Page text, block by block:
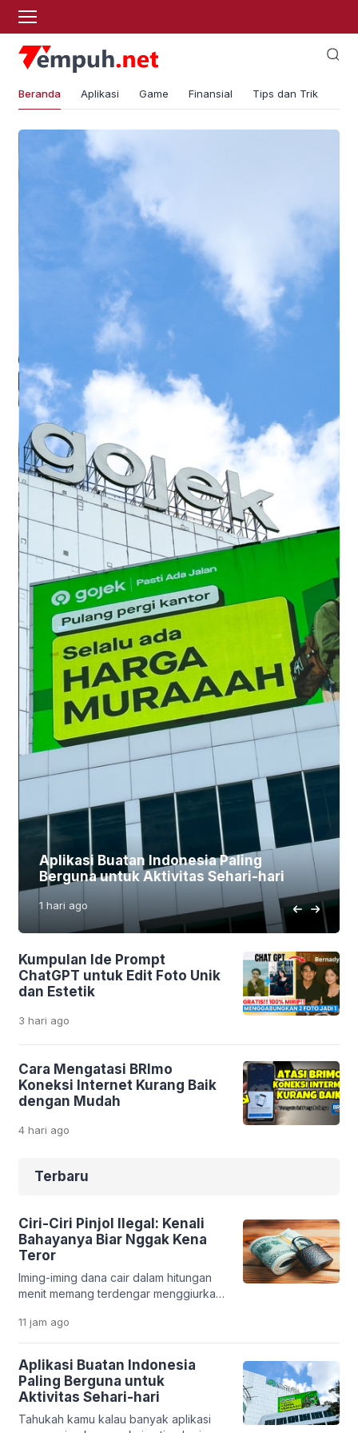
Beranda Aplikasi Game Finansial Tips dan Trik
Aplikasi Buatan Indonesia Paling
Berguna untuk Aktivitas Sehari-hari
1 hari ago
Kumpulan Ide Prompt
ChatGPT untuk Edit Foto Unik
dan Estetik
3 hari ago
Cara Mengatasi BRImo
Koneksi Internet Kurang Baik
dengan Mudah
4 hari ago
Terbaru
Ciri-Ciri Pinjol Ilegal: Kenali
Bahayanya Biar Nggak Kena
Teror
Iming-iming dana cair dalam hitungan
menit memang terdengar menggiurkan.
cepat. Tapi di balik kemudahan itu, ada
jebakan serius yang bisa merusak
kondisi finansial bahkan kehidupan
pribadimu. Fenomena pinjaman online
ilegal makin marak. Banyak aplikasi
bodong yang memanfaatkan situasi
darurat seseorang. Tanpa sadar,
11 jam ago
Aplikasi Buatan Indonesia
Paling Berguna untuk
Aktivitas Sehari-hari
Tahukah kamu kalau banyak aplikasi